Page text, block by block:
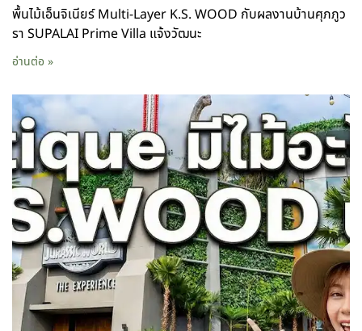
พื้นไม้เอ็นจิเนียร์ Multi-Layer K.S. WOOD กับผลงานบ้านศุภภูว
รา SUPALAI Prime Villa แจ้งวัฒนะ
อ่านต่อ »